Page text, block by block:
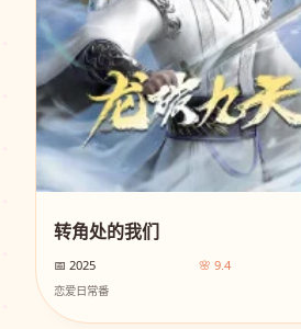
转角处的我们
📅 2025 🌸 9.4
恋爱日常番